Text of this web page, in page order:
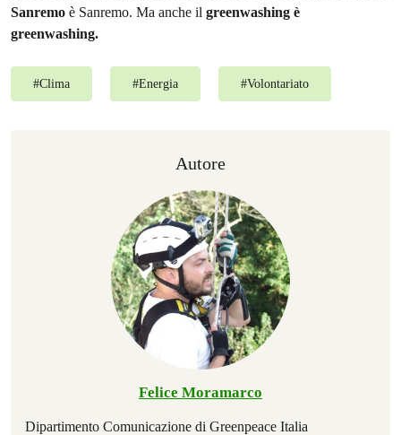
Sanremo è Sanremo. Ma anche il greenwashing è
greenwashing.
#Clima #Energia #Volontariato
Autore
Felice Moramarco
Dipartimento Comunicazione di Greenpeace Italia